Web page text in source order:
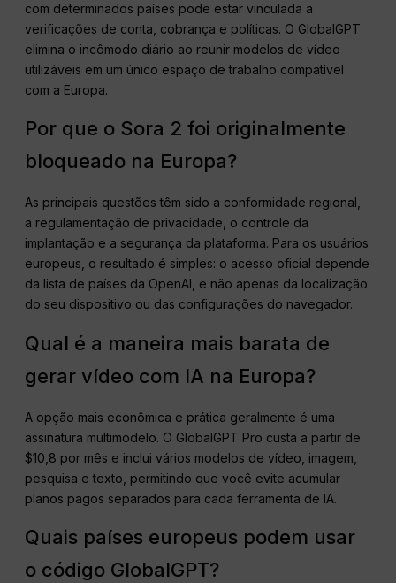
com determinados países pode estar vinculada a
verificações de conta, cobrança e políticas. O GlobalGPT
elimina o incômodo diário ao reunir modelos de vídeo
utilizáveis em um único espaço de trabalho compatível
com a Europa.
Por que o Sora 2 foi originalmente
bloqueado na Europa?
As principais questões têm sido a conformidade regional,
a regulamentação de privacidade, o controle da
implantação e a segurança da plataforma. Para os usuários
europeus, o resultado é simples: o acesso oficial depende
da lista de países da OpenAI, e não apenas da localização
do seu dispositivo ou das configurações do navegador.
Qual é a maneira mais barata de
gerar vídeo com IA na Europa?
A opção mais econômica e prática geralmente é uma
assinatura multimodelo. O GlobalGPT Pro custa a partir de
$10,8 por mês e inclui vários modelos de vídeo, imagem,
pesquisa e texto, permitindo que você evite acumular
planos pagos separados para cada ferramenta de IA.
Quais países europeus podem usar
o código GlobalGPT?